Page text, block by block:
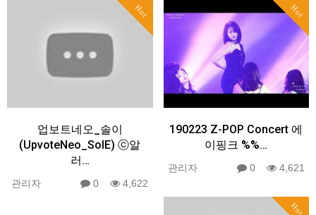
Hot
업보트네오_솔이
(UpvoteNeo_SolE) ⓒ알
러…
관리자 0 4,622
Hot
190223 Z-POP Concert 에
이핑크 %%…
관리자 0 4,621
Hot